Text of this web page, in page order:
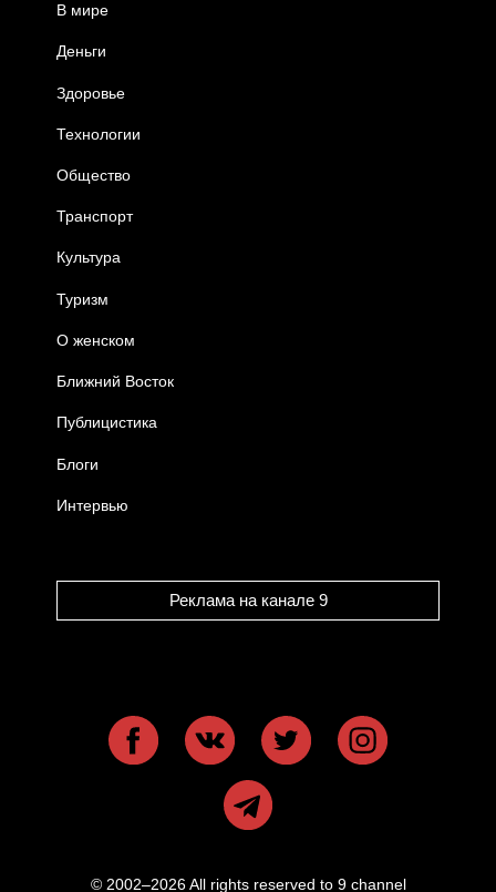
В мире
Деньги
Здоровье
Технологии
Общество
Транспорт
Культура
Туризм
О женском
Ближний Восток
Публицистика
Блоги
Интервью
Реклама на канале 9
© 2002–2026 All rights reserved to 9 channel